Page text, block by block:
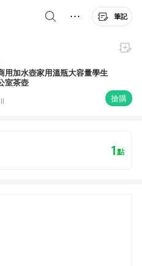
筆記
用加水壺家用溫瓶大容量學生
室茶壺
搶購
1點